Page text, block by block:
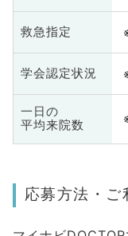
救急指定
学会認定状況
一日の
平均来院数
応募方法・ご